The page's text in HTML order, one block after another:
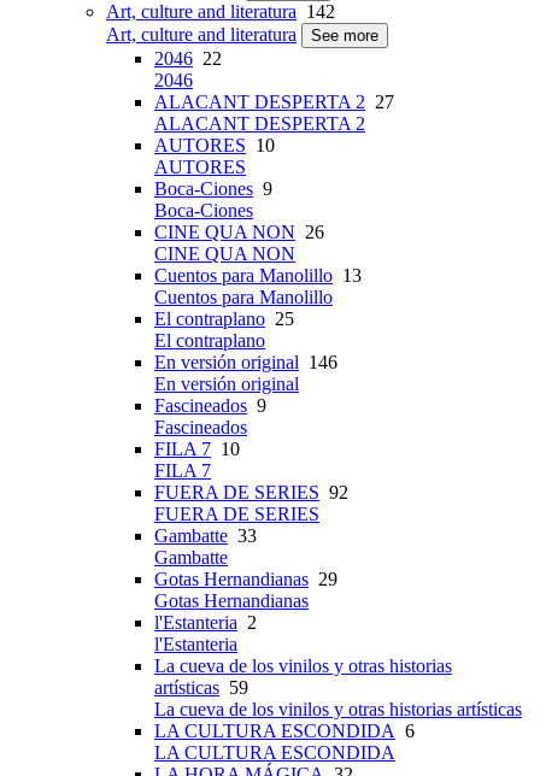
Art, culture and literatura 142
Art, culture and literatura
See more
2046 22
2046
ALACANT DESPERTA 2 27
ALACANT DESPERTA 2
AUTORES 10
AUTORES
Boca-Ciones 9
Boca-Ciones
CINE QUA NON 26
CINE QUA NON
Cuentos para Manolillo 13
Cuentos para Manolillo
El contraplano 25
El contraplano
En versión original 146
En versión original
Fascineados 9
Fascineados
FILA 7 10
FILA 7
FUERA DE SERIES 92
FUERA DE SERIES
Gambatte 33
Gambatte
Gotas Hernandianas 29
Gotas Hernandianas
l'Estanteria 2
l'Estanteria
La cueva de los vinilos y otras historias
artísticas 59
La cueva de los vinilos y otras historias artísticas
LA CULTURA ESCONDIDA 6
LA CULTURA ESCONDIDA